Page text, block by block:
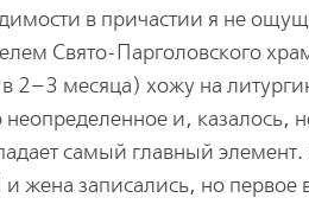
в причастии я не
Свято-Парголовского
в 2–3 месяца) хожу на
неопределенное и,
самый главный
жена записались, но первое